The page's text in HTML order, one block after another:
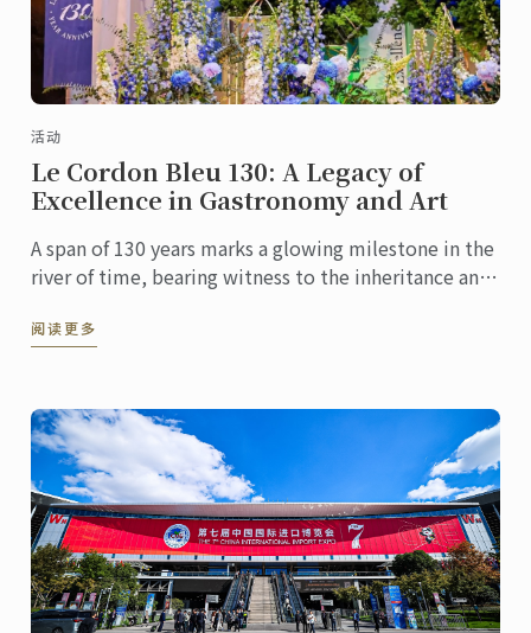
活动
Le Cordon Bleu 130: A Legacy of
Excellence in Gastronomy and Art
A span of 130 years marks a glowing milestone in the
river of time, bearing witness to the inheritance and
阅读更多